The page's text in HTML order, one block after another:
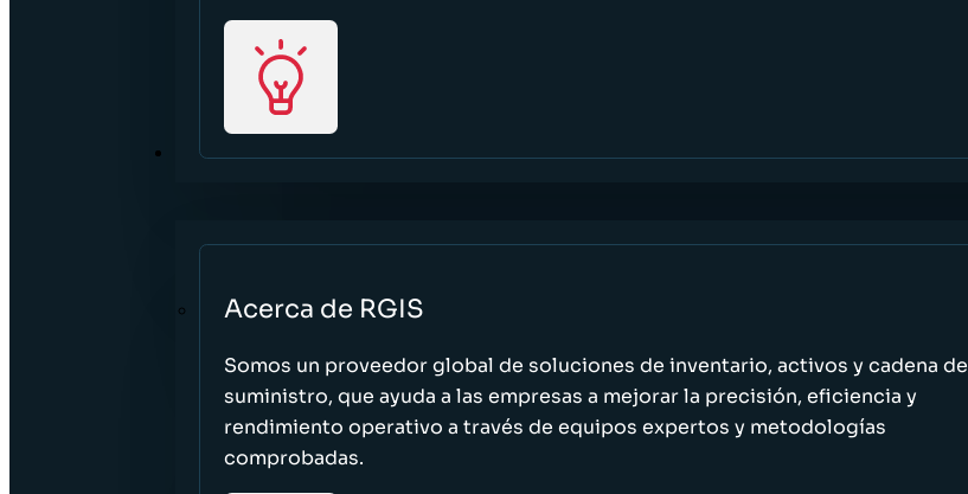
ACERCA DE
Acerca de RGIS
Somos un proveedor global de soluciones de inventario, activos y cadena de
suministro, que ayuda a las empresas a mejorar la precisión, eficiencia y
rendimiento operativo a través de equipos expertos y metodologías
comprobadas.